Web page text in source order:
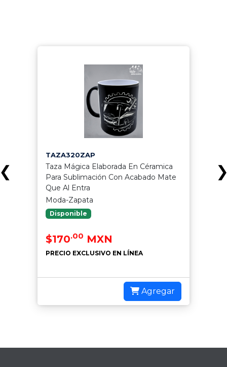
TAZA320ZAP
Taza Mágica Elaborada En Céramica
Para Sublimación Con Acabado Mate
Que Al Entra
Moda-Zapata
Disponible
$170 .00 MXN
PRECIO EXCLUSIVO EN LÍNEA
Agregar